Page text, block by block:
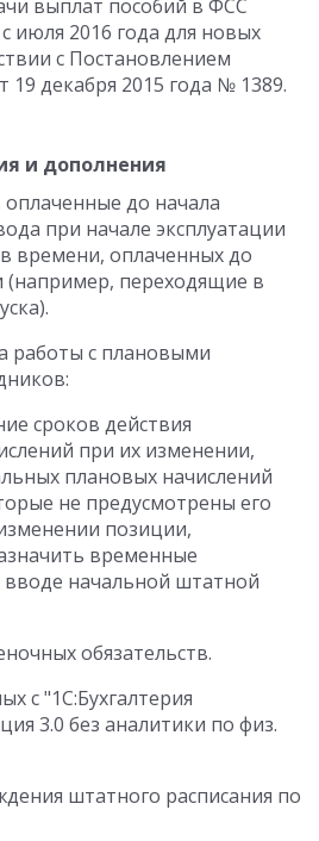
выплат пособий в ФСС
июля 2016 года для новых
с Постановлением
19 декабря 2015 года № 1389.
и дополнения
до начала
при начале эксплуатации
времени, оплаченных до
(например, переходящие в
работы с плановыми
сроков действия
при их изменении,
плановых начислений
не предусмотрены его
позиции,
временные
вводе начальной штатной
обязательств.
с "1С:Бухгалтерия
3.0 без аналитики по физ.
штатного расписания по